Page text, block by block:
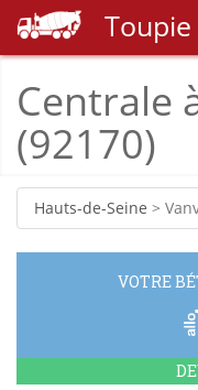
Toupie
Centrale
(92170)
Hauts-de-Seine >
VOTRE